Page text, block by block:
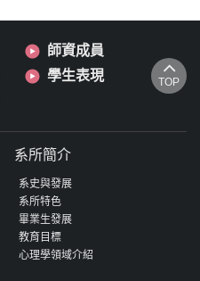
師資成員
學生表現
TOP
系所簡介
系史與發展
系所特色
畢業生發展
教育目標
心理學領域介紹